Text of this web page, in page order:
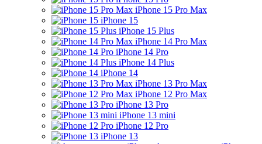
iPhone 15 Pro Max
iPhone 15
iPhone 15 Plus
iPhone 14 Pro Max
iPhone 14 Pro
iPhone 14 Plus
iPhone 14
iPhone 13 Pro Max
iPhone 12 Pro Max
iPhone 13 Pro
iPhone 13 mini
iPhone 12 Pro
iPhone 13